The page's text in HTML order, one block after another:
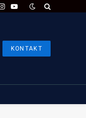
Instagram
YouTube
KONTAKT